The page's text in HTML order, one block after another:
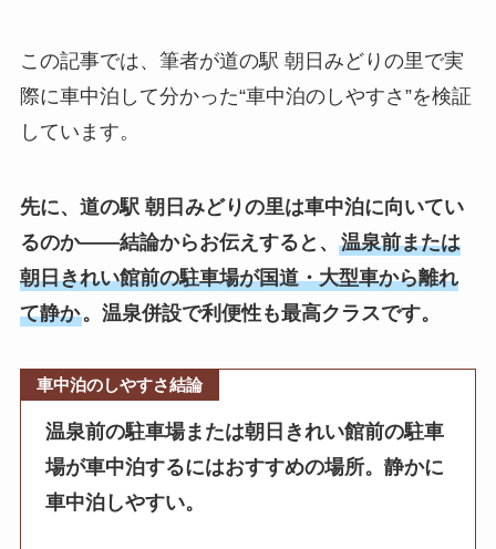
この記事では、筆者が道の駅 朝日みどりの里で実
際に車中泊して分かった“車中泊のしやすさ”を検証
しています。
先に、道の駅 朝日みどりの里は車中泊に向いてい
るのか——結論からお伝えすると、 温泉前または
朝日きれい館前の駐車場が国道・大型車から離れ
て静か。温泉併設で利便性も最高クラスです。
車中泊のしやすさ結論
温泉前の駐車場または朝日きれい館前の駐車
場が車中泊するにはおすすめの場所。静かに
車中泊しやすい。